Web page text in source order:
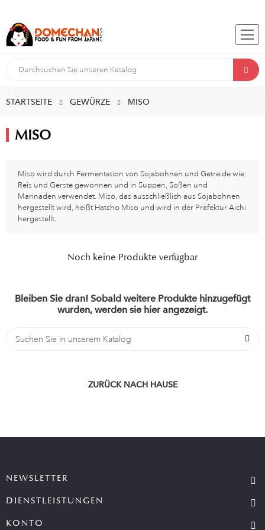
STARTSEITE GEWÜRZE MISO
MISO
Miso wird durch Fermentation von Sojabohnen und Getreide wie
Reis und Gerste gewonnen und in Suppen, Soßen und
Marinaden verwendet. Miso, das ausschließlich aus Sojabohnen
hergestellt wird, heißt Hatcho Miso und wird in der Präfektur Aichi
hergestellt.
Noch keine Produkte verfügbar
Bleiben Sie dran! Sobald weitere Produkte hinzugefügt
wurden, werden sie hier angezeigt.
ZURÜCK NACH HAUSE
NEWSLETTER
DIENSTLEISTUNGEN
KONTO